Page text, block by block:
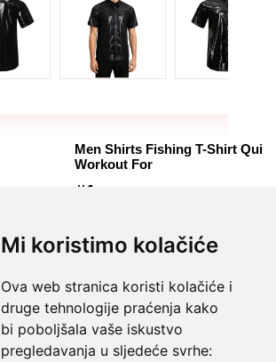
Mi koristimo kolačiće
Ova web stranica koristi kolačiće i
druge tehnologije praćenja kako
bi poboljšala vaše iskustvo
pregledavanja u sljedeće svrhe: